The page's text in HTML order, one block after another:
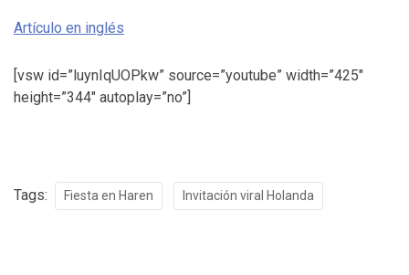
Artículo en inglés
[vsw id=”luynIqUOPkw” source=”youtube” width=”425″
height=”344″ autoplay=”no”]
Tags: Fiesta en Haren Invitación viral Holanda